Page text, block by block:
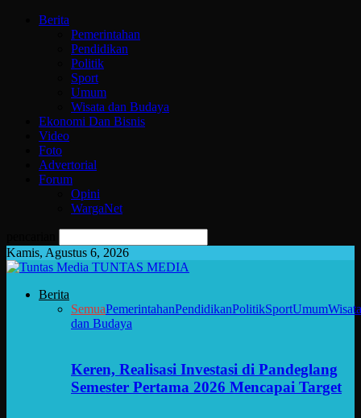
Berita
Pemerintahan
Pendidikan
Politik
Sport
Umum
Wisata dan Budaya
Ekonomi Dan Bisnis
Video
Foto
Advertorial
Forum
Opini
WargaNet
Kamis, Agustus 6, 2026
TUNTAS MEDIA
Berita
SemuaPemerintahanPendidikanPolitikSportUmumWisata
dan Budaya
Keren, Realisasi Investasi di Pandeglang
Semester Pertama 2026 Mencapai Target